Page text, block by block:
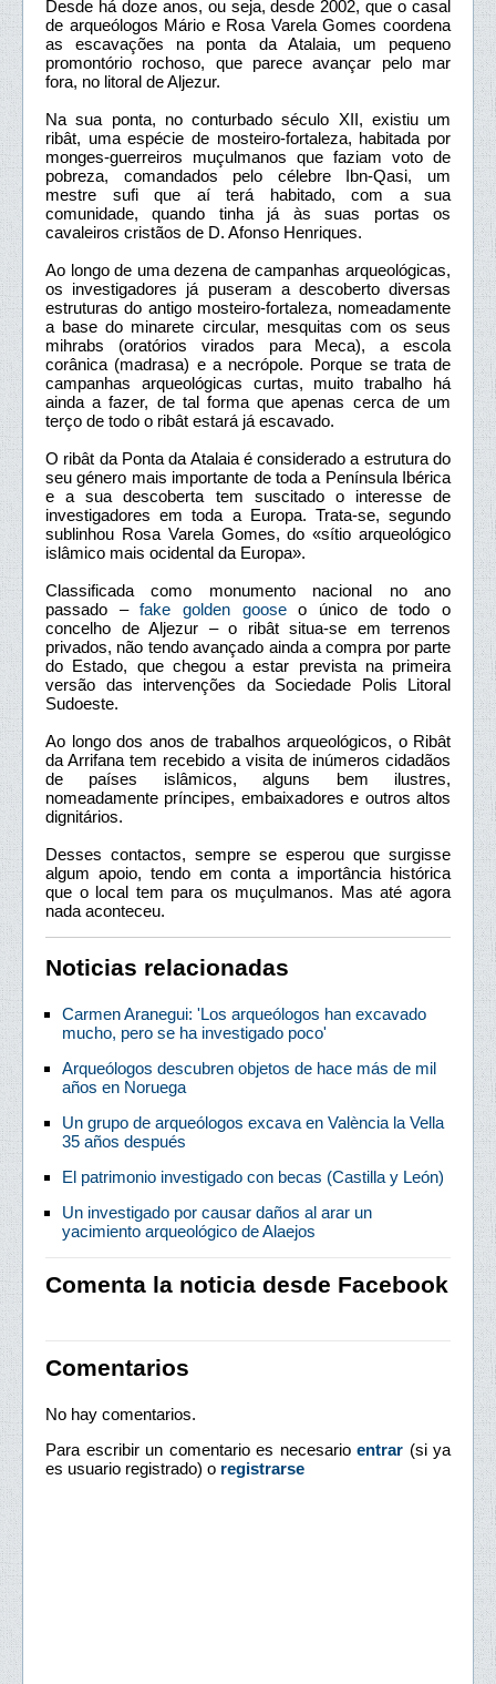
Desde há doze anos, ou seja, desde 2002, que o casal
de arqueólogos Mário e Rosa Varela Gomes coordena
as escavações na ponta da Atalaia, um pequeno
promontório rochoso, que parece avançar pelo mar
fora, no litoral de Aljezur.
Na sua ponta, no conturbado século XII, existiu um
ribât, uma espécie de mosteiro-fortaleza, habitada por
monges-guerreiros muçulmanos que faziam voto de
pobreza, comandados pelo célebre Ibn-Qasi, um
mestre sufi que aí terá habitado, com a sua
comunidade, quando tinha já às suas portas os
cavaleiros cristãos de D. Afonso Henriques.
Ao longo de uma dezena de campanhas arqueológicas,
os investigadores já puseram a descoberto diversas
estruturas do antigo mosteiro-fortaleza, nomeadamente
a base do minarete circular, mesquitas com os seus
mihrabs (oratórios virados para Meca), a escola
corânica (madrasa) e a necrópole. Porque se trata de
campanhas arqueológicas curtas, muito trabalho há
ainda a fazer, de tal forma que apenas cerca de um
terço de todo o ribât estará já escavado.
O ribât da Ponta da Atalaia é considerado a estrutura do
seu género mais importante de toda a Península Ibérica
e a sua descoberta tem suscitado o interesse de
investigadores em toda a Europa. Trata-se, segundo
sublinhou Rosa Varela Gomes, do «sítio arqueológico
islâmico mais ocidental da Europa».
Classificada como monumento nacional no ano
passado –fake golden gooseo único de todo o
concelho de Aljezur – o ribât situa-se em terrenos
privados, não tendo avançado ainda a compra por parte
do Estado, que chegou a estar prevista na primeira
versão das intervenções da Sociedade Polis Litoral
Sudoeste.
Ao longo dos anos de trabalhos arqueológicos, o Ribât
da Arrifana tem recebido a visita de inúmeros cidadãos
de países islâmicos, alguns bem ilustres,
nomeadamente príncipes, embaixadores e outros altos
dignitários.
Desses contactos, sempre se esperou que surgisse
algum apoio, tendo em conta a importância histórica
que o local tem para os muçulmanos. Mas até agora
nada aconteceu.
Noticias relacionadas
Carmen Aranegui: 'Los arqueólogos han excavado
mucho, pero se ha investigado poco'
Arqueólogos descubren objetos de hace más de mil
años en Noruega
Un grupo de arqueólogos excava en València la Vella
35 años después
El patrimonio investigado con becas (Castilla y León)
Un investigado por causar daños al arar un
yacimiento arqueológico de Alaejos
Comenta la noticia desde Facebook
Comentarios
No hay comentarios.
Para escribir un comentario es necesario entrar (si ya
es usuario registrado) o registrarse